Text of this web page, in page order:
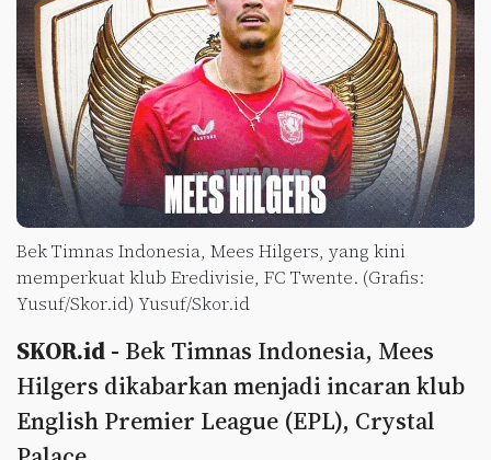
Bek Timnas Indonesia, Mees Hilgers, yang kini
memperkuat klub Eredivisie, FC Twente. (Grafis:
Yusuf/Skor.id) Yusuf/Skor.id
SKOR.id - Bek Timnas Indonesia, Mees
Hilgers dikabarkan menjadi incaran klub
English Premier League (EPL), Crystal